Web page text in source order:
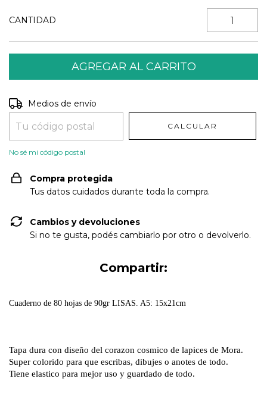
CANTIDAD
Entregas para el CP:
Medios de envío
CALCULAR
No sé mi código postal
Compra protegida
Tus datos cuidados durante toda la compra.
Cambios y devoluciones
Si no te gusta, podés cambiarlo por otro o devolverlo.
Compartir:
Cuaderno de 80 hojas de 90gr LISAS. A5: 15x21cm
Tapa dura con diseño del corazon cosmico de lapices de Mora.
Super colorido para que escribas, dibujes o anotes de todo.
Tiene elastico para mejor uso y guardado de todo.